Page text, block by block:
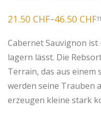
21.50 CHF–46.50 CHF
Preisspanne:
46.50 CHF
Cabernet Sauvignon ist
lagern lässt. Die
Terrain, das aus einem
werden seine Trauben
erzeugen kleine stark